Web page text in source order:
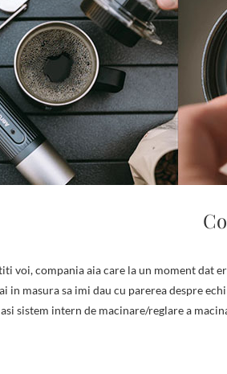
in masura sa imi dau cu parerea despre
sistem intern de macinare/reglare a